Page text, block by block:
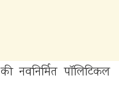
नवनिर्मित पॉलिटिकल